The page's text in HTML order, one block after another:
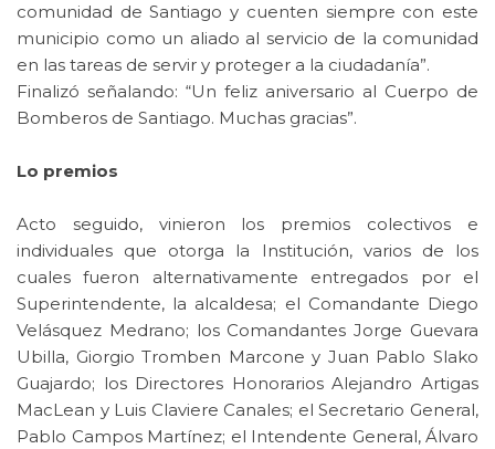
comunidad de Santiago y cuenten siempre con este
municipio como un aliado al servicio de la comunidad
en las tareas de servir y proteger a la ciudadanía”.
Finalizó señalando: “Un feliz aniversario al Cuerpo de
Bomberos de Santiago. Muchas gracias”.
Lo premios
Acto seguido, vinieron los premios colectivos e
individuales que otorga la Institución, varios de los
cuales fueron alternativamente entregados por el
Superintendente, la alcaldesa; el Comandante Diego
Velásquez Medrano; los Comandantes Jorge Guevara
Ubilla, Giorgio Tromben Marcone y Juan Pablo Slako
Guajardo; los Directores Honorarios Alejandro Artigas
MacLean y Luis Claviere Canales; el Secretario General,
Pablo Campos Martínez; el Intendente General, Álvaro